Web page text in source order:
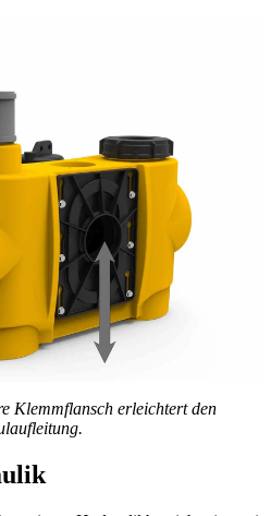
Klemmflansch erleichtert den